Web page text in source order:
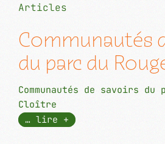
Articles
Communautés
du parc du
Communautés de savoirs du
Cloître
… lire +